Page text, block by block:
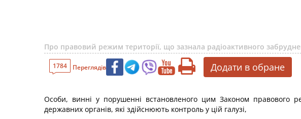
Про правовий режим території, що зазнала радіоактивного
1784 Переглядів Додати в обране
Особи, винні у порушенні встановленого цим Законом правового
державних органів, які здійснюють контроль у цій галузі,